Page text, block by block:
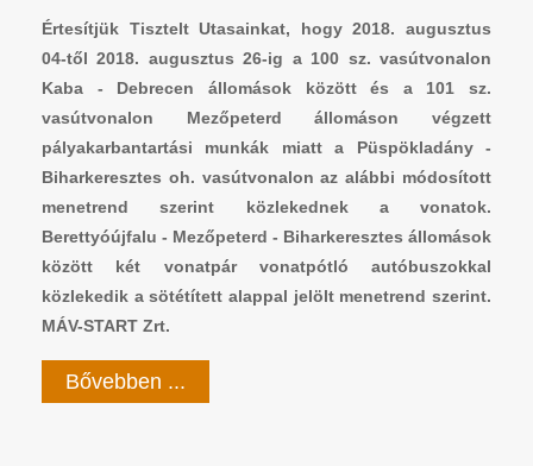
Értesítjük Tisztelt Utasainkat, hogy 2018. augusztus
04-től 2018. augusztus 26-ig a 100 sz. vasútvonalon
Kaba - Debrecen állomások között és a 101 sz.
vasútvonalon Mezőpeterd állomáson végzett
pályakarbantartási munkák miatt a Püspökladány -
Biharkeresztes oh. vasútvonalon az alábbi módosított
menetrend szerint közlekednek a vonatok.
Berettyóújfalu - Mezőpeterd - Biharkeresztes állomások
között két vonatpár vonatpótló autóbuszokkal
közlekedik a sötétített alappal jelölt menetrend szerint.
MÁV-START Zrt.
Bővebben ...